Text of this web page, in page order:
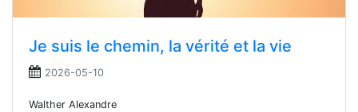
Je suis le chemin, la vérité et la vie
2026-05-10
Walther Alexandre